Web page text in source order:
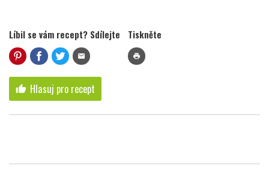
Líbil se vám recept? Sdílejte
mail
Tiskněte
print
thumb_up Hlasuj pro recept